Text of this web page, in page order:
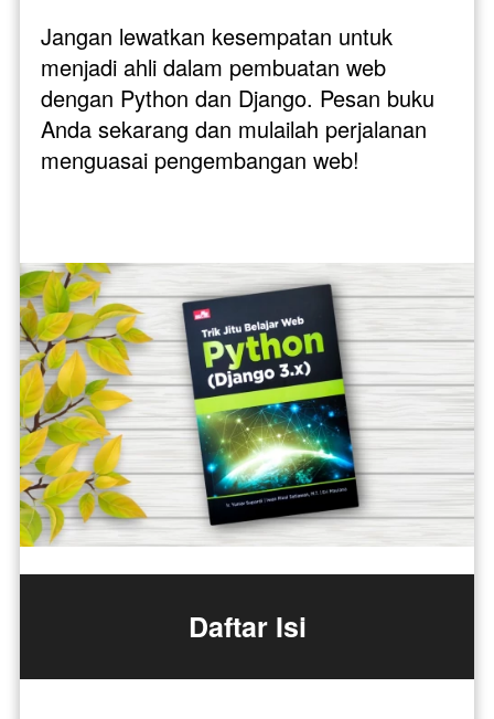
Jangan lewatkan kesempatan untuk
menjadi ahli dalam pembuatan web
dengan Python dan Django. Pesan buku
Anda sekarang dan mulailah perjalanan
menguasai pengembangan web!
Daftar Isi